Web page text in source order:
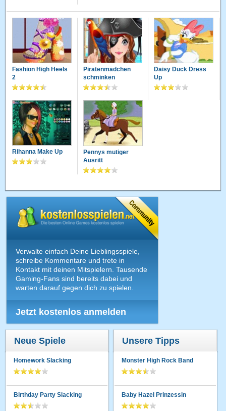
Fashion High Heels
2
Piratenmädchen
schminken
Daisy Duck Dress
Up
Rihanna Make Up
Pennys mutiger
Ausritt
Verwalte einfach Deine Lieblingsspiele,
schreibe Kommentare und trete in
Kontakt mit deinen Mitspielern. Tausende
Gaming-Fans sind bereits dabei und
warten darauf gegen dich zu spielen.
Jetzt kostenlos anmelden
Neue Spiele
Homework Slacking
Birthday Party Slacking
Unsere Tipps
Monster High Rock Band
Baby Hazel Prinzessin